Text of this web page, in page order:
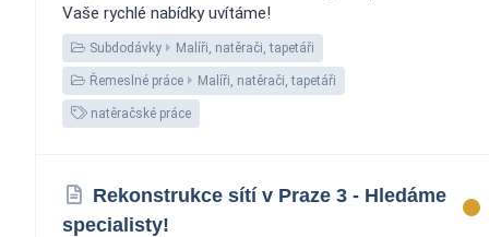
Vaše rychlé nabídky uvítáme!
Subdodávky Malíři, natěrači, tapetáři
Řemeslné práce Malíři, natěrači, tapetáři
natěračské práce
Rekonstrukce sítí v Praze 3 - Hledáme
specialisty!